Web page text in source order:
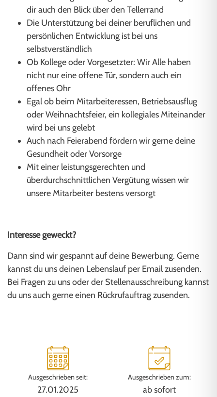
dir auch den Blick über den Tellerrand
Die Unterstützung bei deiner beruflichen und
persönlichen Entwicklung ist bei uns
selbstverständlich
Ob Kollege oder Vorgesetzter: Wir Alle haben
nicht nur eine offene Tür, sondern auch ein
offenes Ohr
Egal ob beim Mitarbeiteressen, Betriebsausflug
oder Weihnachtsfeier, ein kollegiales Miteinander
wird bei uns gelebt
Auch nach Feierabend fördern wir gerne deine
Gesundheit oder Vorsorge
Mit einer leistungsgerechten und
überdurchschnittlichen Vergütung wissen wir
unsere Mitarbeiter bestens versorgt
Interesse geweckt?
Dann sind wir gespannt auf deine Bewerbung. Gerne
kannst du uns deinen Lebenslauf per Email zusenden.
Bei Fragen zu uns oder der Stellenausschreibung kannst
du uns auch gerne einen Rückrufauftrag zusenden.
Ausgeschrieben seit:
27.01.2025
Ausgeschrieben zum:
ab sofort